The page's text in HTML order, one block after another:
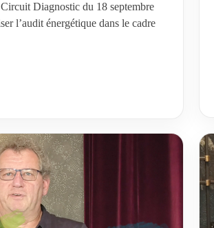
Diagnostic du 18 septembre
l’audit énergétique dans le cadre